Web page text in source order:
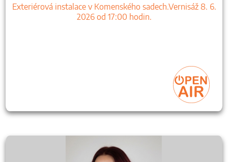
Exteriérová instalace v Komenského sadech.Vernisáž 8. 6.
2026 od 17:00 hodin.